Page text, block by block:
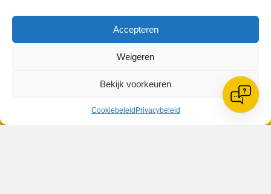
Accepteren
Weigeren
Bekijk voorkeuren
Cookiebeleid Privacybeleid
Reglementen
Belangrijke gegevens